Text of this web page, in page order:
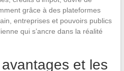
grâce à des plateformes
entreprises et pouvoirs publics
qui s’ancre dans la réalité
et les